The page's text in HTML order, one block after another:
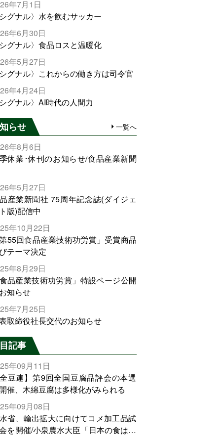
年7月1日
グナル〉水を飲むサッカー
年6月30日
グナル〉食品ロスと温暖化
年5月27日
グナル〉これからの働き方は司令官
年4月24日
グナル〉AI時代の人間力
らせ 一覧へ
年8月6日
休業･休刊のお知らせ/食品産業新聞
年5月27日
産業新聞社 75周年記念誌(ダイジェ
版)配信中
年10月22日
55回食品産業技術功労賞」受賞商品
テーマ決定
年8月29日
品産業技術功労賞」特設ページ公開
知らせ
年7月25日
取締役社長交代のお知らせ
記事
年09月11日
豆連】第9回全国豆腐品評会の本選
催、木綿豆腐は多様化がみられる
年09月08日
省、輸出拡大に向けてコメ加工品試
を開催/小泉農水大臣「日本の食は世